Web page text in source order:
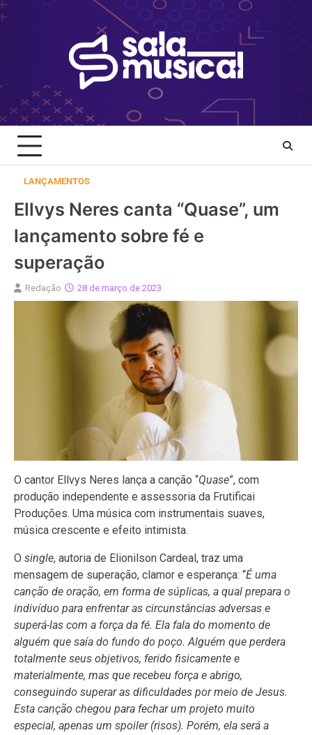
Skip
to
LANÇAMENTOS
Ellvys Neres canta “Quase”, um
lançamento sobre fé e
superação
Redação 28 de março de 2023
O cantor Ellvys Neres lança a canção “Quase”, com
produção independente e assessoria da Frutificai
Produções. Uma música com instrumentais suaves,
música crescente e efeito intimista.
O single, autoria de Elionilson Cardeal, traz uma
mensagem de superação, clamor e esperança: “É uma
canção de oração, em forma de súplicas, a qual prepara o
indivíduo para enfrentar as circunstâncias adversas e
superá-las com a força da fé. Ela fala do momento de
alguém que saía do fundo do poço. Alguém que perdera
totalmente seus objetivos, ferido fisicamente e
materialmente, mas que recebeu força e abrigo,
conseguindo superar as dificuldades por meio de Jesus.
Esta canção chegou para fechar um projeto muito
especial, apenas um spoiler (risos). Porém, ela será a